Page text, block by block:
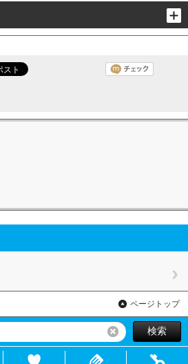
ページトップ
リセット検索